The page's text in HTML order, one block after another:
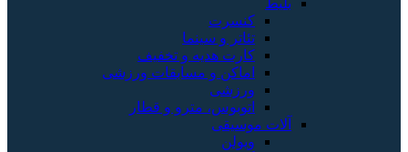
بلیط
کنسرت
تئاتر و سینما
کارت هدیه و تخفیف
اماکن و مسابقات ورزشی
ورزشی
اتوبوس، مترو و قطار
آلات موسیقی
ویولن